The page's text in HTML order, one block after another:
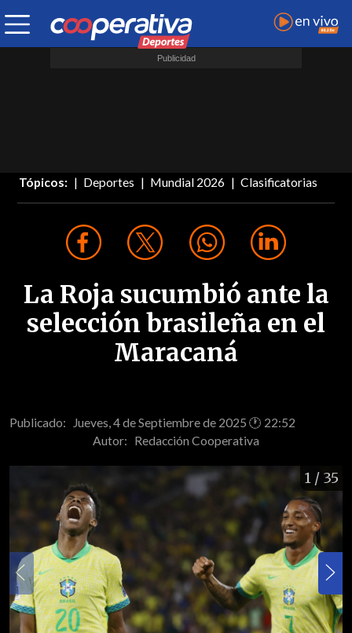
Tópicos: Deportes Mundial 2026 Clasificatorias
La Roja sucumbió ante la
selección brasileña en el
Maracaná
Publicado: Jueves, 4 de Septiembre de 2025 🕐 22:52
Autor: Redacción Cooperativa
1 / 35